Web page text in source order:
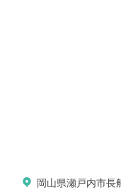
岡山県瀬戸内市長